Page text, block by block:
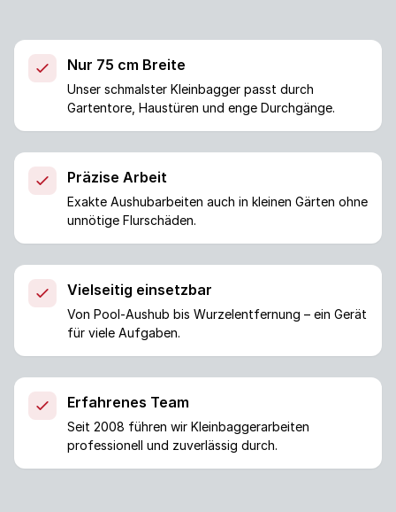
Nur 75 cm Breite
Unser schmalster Kleinbagger passt durch
Gartentore, Haustüren und enge Durchgänge.
Präzise Arbeit
Exakte Aushubarbeiten auch in kleinen Gärten ohne
unnötige Flurschäden.
Vielseitig einsetzbar
Von Pool-Aushub bis Wurzelentfernung – ein Gerät
für viele Aufgaben.
Erfahrenes Team
Seit 2008 führen wir Kleinbaggerarbeiten
professionell und zuverlässig durch.